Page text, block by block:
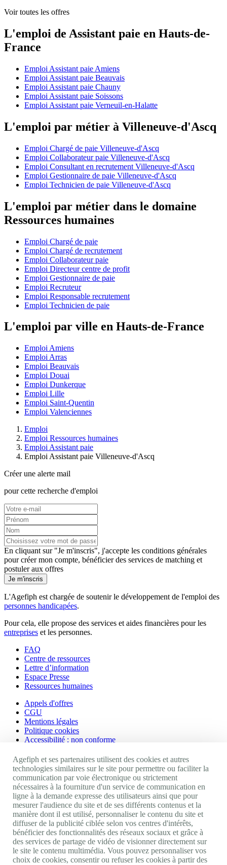
Voir toutes les offres
L'emploi de Assistant paie en Hauts-de-
France
Emploi Assistant paie Amiens
Emploi Assistant paie Beauvais
Emploi Assistant paie Chauny
Emploi Assistant paie Soissons
Emploi Assistant paie Verneuil-en-Halatte
L'emploi par métier à Villeneuve-d'Ascq
Emploi Chargé de paie Villeneuve-d'Ascq
Emploi Collaborateur paie Villeneuve-d'Ascq
Emploi Consultant en recrutement Villeneuve-d'Ascq
Emploi Gestionnaire de paie Villeneuve-d'Ascq
Emploi Technicien de paie Villeneuve-d'Ascq
L'emploi par métier dans le domaine
Ressources humaines
Emploi Chargé de paie
Emploi Chargé de recrutement
Emploi Collaborateur paie
Emploi Directeur centre de profit
Emploi Gestionnaire de paie
Emploi Recruteur
Emploi Responsable recrutement
Emploi Technicien de paie
L'emploi par ville en Hauts-de-France
Emploi Amiens
Emploi Arras
Emploi Beauvais
Emploi Douai
Emploi Dunkerque
Emploi Lille
Emploi Saint-Quentin
Emploi Valenciennes
Emploi
Emploi Ressources humaines
Emploi Assistant paie
Emploi Assistant paie Villeneuve-d'Ascq
Créer une alerte mail
pour cette recherche d'emploi
En cliquant sur "Je m'inscris", j'accepte les conditions générales
pour créer mon compte, bénéficier des services de matching et
postuler aux offres
Je m'inscris
L'Agefiph est chargée de soutenir le développement de l'emploi des
personnes handicapées.
Pour cela, elle propose des services et aides financières pour les
entreprises et les personnes.
FAQ
Centre de ressources
Lettre d’information
Espace Presse
Ressources humaines
Appels d'offres
CGU
Mentions légales
Politique cookies
Accessibilité : non conforme
Nos autres sites
Site portail Agefiph
Activateur de progrès
Handinnov
Innovation et recherche
Université du RRH
Service AppuiPro
Nous suivre
Agefiph et ses partenaires utilisent des cookies et autres
technologies similaires sur le site pour permettre ou faciliter la
communication par voie électronique ou strictement
nécessaires à la fourniture d'un service de communication en
ligne à la demande expresse des utilisateurs ainsi que pour
mesurer l'audience du site et de ses différents contenus et la
manière dont il est utilisé, personnaliser le contenu du site et
diffuser de la publicité ciblée selon vos centres d'intérêts,
bénéficier des fonctionnalités des réseaux sociaux et grâce à
des services de partage de vidéo de visionner directement sur
le site le contenu multimédia. Vous pouvez personnaliser vos
choix de cookies, consentir ou refuser les cookies à partir des